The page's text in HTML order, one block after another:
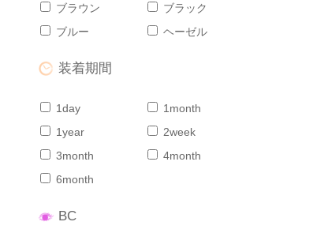
ブラウン
ブラック
ブルー
ヘーゼル
装着期間
1day
1month
1year
2week
3month
4month
6month
BC